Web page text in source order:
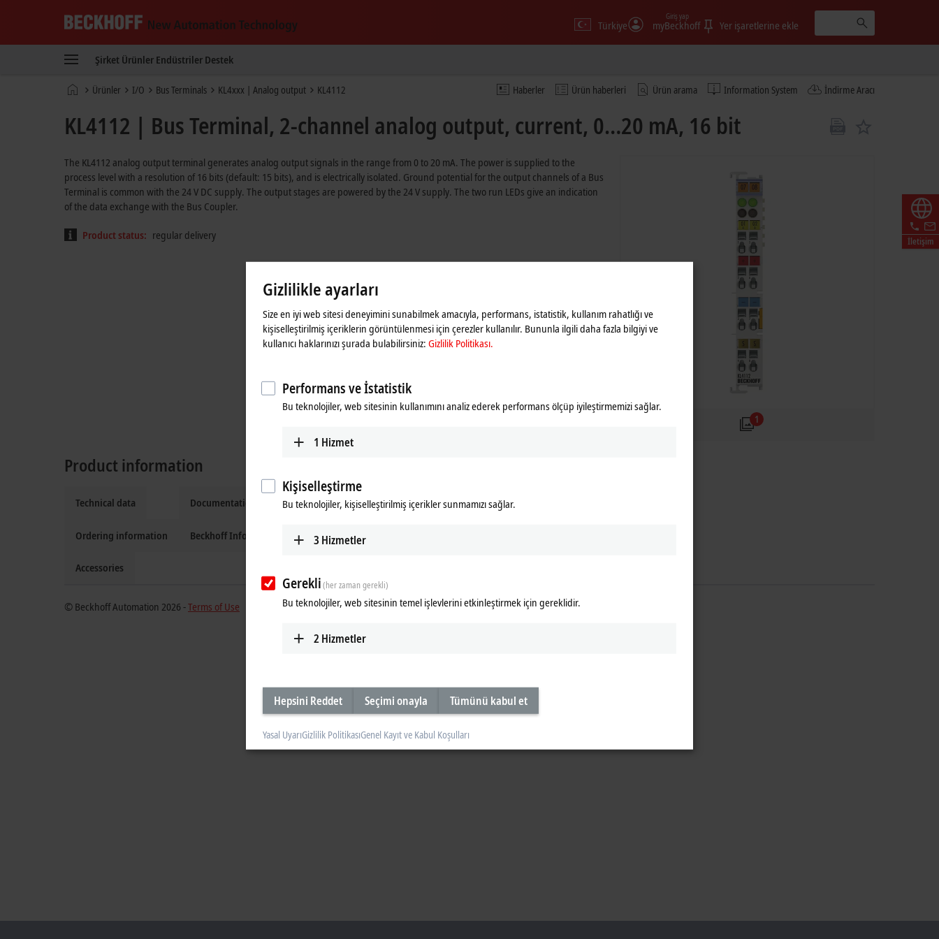
New
Technology
Türkiye myBeckhoff
Giriş yap
Yer işaretlerine ekle
Şirket Ürünler Endüstriler Destek
Haberler Ürün haberleri Ürün arama Information System İndirme Aracı
Ana
Ürünler I/O Bus Terminals KL4xxx | Analog output KL4112
İletişim
KL4112 | Bus Terminal, 2-channel analog output, current, 0…20 mA, 16 bit
1
The KL4112 analog output terminal generates analog output signals in the range from 0 to 20 mA. The power is supplied to the
process level with a resolution of 16 bits (default: 15 bits), and is electrically isolated. Ground potential for the output channels of a Bus
Terminal is common with the 24 V DC supply. The output stages are powered by the 24 V supply. The two run LEDs give an indication
of the data exchange with the Bus Coupler.
Product status: regular delivery
Product information
Technical data
Ordering information
Accessories
Documentation and downloads
Beckhoff Information System
© Beckhoff Automation 2026 -Terms of Use
Gizlilikle ayarları
Size en iyi web sitesi deneyimini sunabilmek amacıyla, performans, istatistik, kullanım rahatlığı ve
kişiselleştirilmiş içeriklerin görüntülenmesi için çerezler kullanılır. Bununla ilgili daha fazla bilgiyi ve
kullanıcı haklarınızı şurada bulabilirsiniz: Gizlilik Politikası.
Performans ve İstatistik
Bu teknolojiler, web sitesinin kullanımını analiz ederek performans ölçüp iyileştirmemizi sağlar.
1 Hizmet
Kişiselleştirme
Bu teknolojiler, kişiselleştirilmiş içerikler sunmamızı sağlar.
3 Hizmetler
Gerekli(her zaman gerekli)
Bu teknolojiler, web sitesinin temel işlevlerini etkinleştirmek için gereklidir.
2 Hizmetler
Hepsini Reddet Seçimi onayla Tümünü kabul et
Yasal UyarıGizlilik PolitikasıGenel Kayıt ve Kabul Koşulları